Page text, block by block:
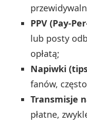
PPV (Pay-
lub posty
opłatą;
Napiwki
fanów,
Transmisje
płatne,